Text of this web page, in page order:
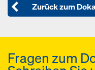
Zurück zum
Fragen zum